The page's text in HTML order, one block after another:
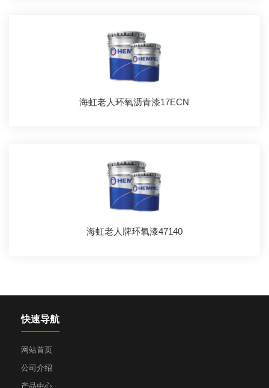
海虹老人环氧沥青漆17ECN
海虹老人牌环氧漆47140
快速导航
网站首页
公司介绍
产品中心